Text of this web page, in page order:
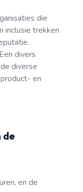
die
inclusie trekken
divers
diverse
en
de
en de